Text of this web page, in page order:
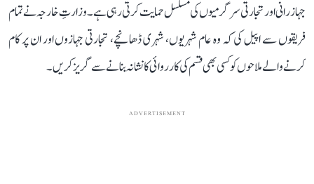
جہاز رانی اور تجارتی سرگرمیوں کی مسلسل حمایت کرتی رہی ہے۔ وزارتِ خارجہ نے تمام
فریقوں سے اپیل کی کہ وہ عام شہریوں، شہری ڈھانچے، تجارتی جہازوں اور ان پر کام
کرنے والے ملاحوں کو کسی بھی قسم کی کارروائی کا نشانہ بنانے سے گریز کریں۔
ADVERTISEMENT